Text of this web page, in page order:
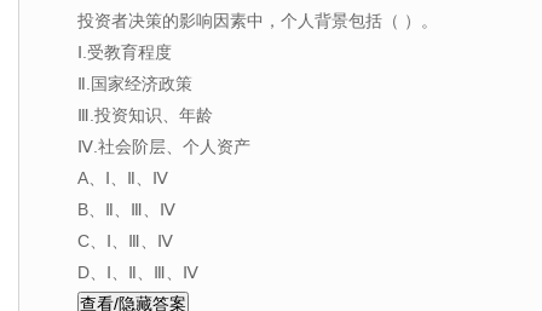
投资者决策的影响因素中，个人背景包括（ ）。
Ⅰ.受教育程度
Ⅱ.国家经济政策
Ⅲ.投资知识、年龄
Ⅳ.社会阶层、个人资产
A、Ⅰ、Ⅱ、Ⅳ
B、Ⅱ、Ⅲ、Ⅳ
C、Ⅰ、Ⅲ、Ⅳ
D、Ⅰ、Ⅱ、Ⅲ、Ⅳ